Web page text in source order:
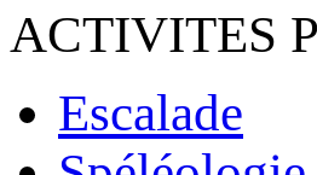
ACTIVITES
Escalade